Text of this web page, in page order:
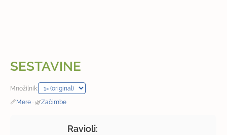
SESTAVINE
Množilnik:
📏Mere · 🌿Začimbe
Ravioli: